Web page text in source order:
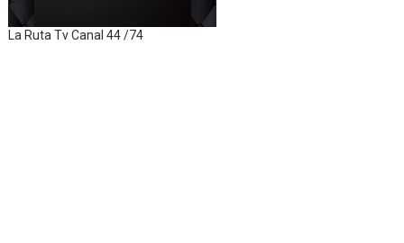
La Ruta Tv Canal 44 /74